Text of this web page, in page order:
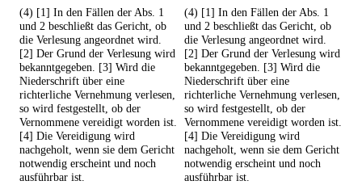
(4) [1] In den Fällen der Abs. 1
und 2 beschließt das Gericht, ob
die Verlesung angeordnet wird.
[2] Der Grund der Verlesung wird
bekanntgegeben. [3] Wird die
Niederschrift über eine
richterliche Vernehmung verlesen,
so wird festgestellt, ob der
Vernommene vereidigt worden ist.
[4] Die Vereidigung wird
nachgeholt, wenn sie dem Gericht
notwendig erscheint und noch
ausführbar ist.
(4) [1] In den Fällen der Abs. 1
und 2 beschließt das Gericht, ob
die Verlesung angeordnet wird.
[2] Der Grund der Verlesung wird
bekanntgegeben. [3] Wird die
Niederschrift über eine
richterliche Vernehmung verlesen,
so wird festgestellt, ob der
Vernommene vereidigt worden ist.
[4] Die Vereidigung wird
nachgeholt, wenn sie dem Gericht
notwendig erscheint und noch
ausführbar ist.